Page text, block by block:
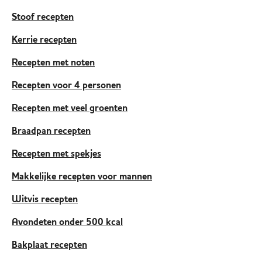
Stoof recepten
Kerrie recepten
Recepten met noten
Recepten voor 4 personen
Recepten met veel groenten
Braadpan recepten
Recepten met spekjes
Makkelijke recepten voor mannen
Witvis recepten
Avondeten onder 500 kcal
Bakplaat recepten